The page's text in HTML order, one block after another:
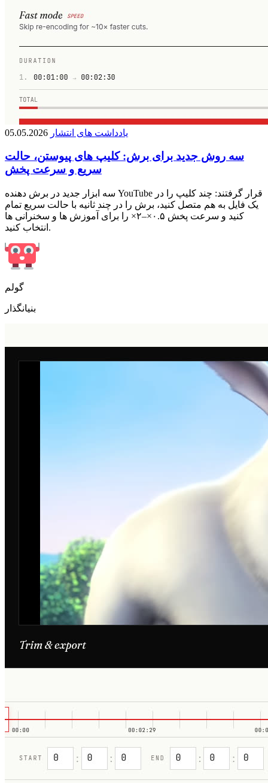
05.05.2026 یادداشت های انتشار
سه روش جدید برای برش: کلیپ های پیوستن، حالت
سریع و سرعت پخش
سه ابزار جدید در برش دهنده YouTube قرار گرفتند: چند کلیپ را در
یک فایل به هم متصل کنید، برش را در چند ثانیه با حالت سریع تمام
کنید و سرعت پخش ۰.۵×–۲× را برای آموزش ها و سخنرانی ها
انتخاب کنید.
گولم
بنیانگذار